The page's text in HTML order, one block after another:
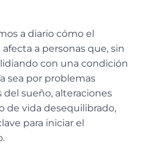
a diario cómo el
a personas que, sin
con una condición
sea por problemas
del sueño, alteraciones
de vida desequilibrado,
para iniciar el